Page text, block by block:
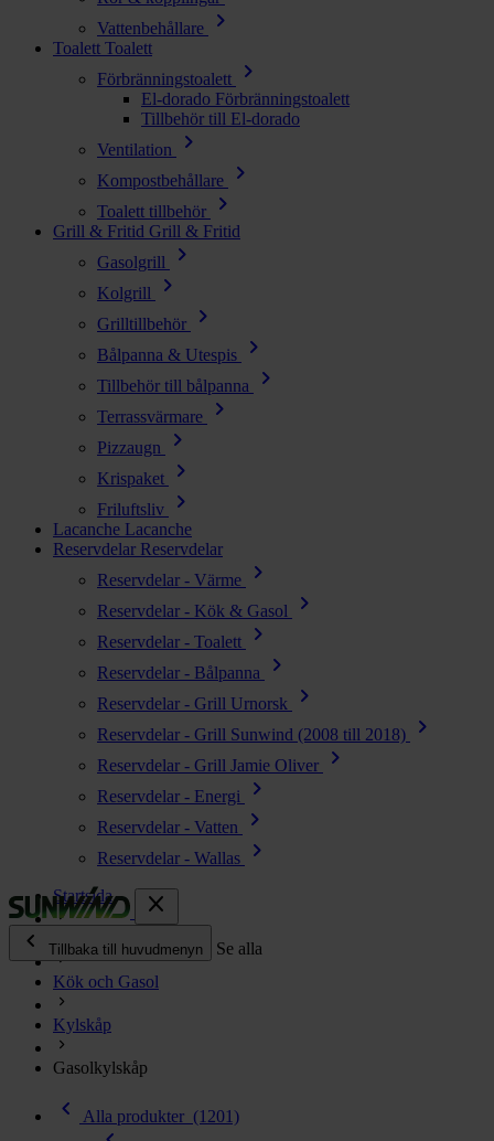
Vattenbehållare chevron_right
Toalett Toalett
Förbränningstoalett
chevron_right
El-dorado Förbränningstoalett
Tillbehör till El-dorado
Ventilation
chevron_right
Kompostbehållare chevron_right
Toalett tillbehör chevron_right
Grill & Fritid Grill & Fritid
Gasolgrill
chevron_right
Kolgrill chevron_right
Grilltillbehör chevron_right
Bålpanna & Utespis chevron_right
Tillbehör till bålpanna chevron_right
Terrassvärmare chevron_right
Pizzaugn chevron_right
Krispaket chevron_right
Friluftsliv chevron_right
Lacanche Lacanche
Reservdelar Reservdelar
Reservdelar - Värme
chevron_right
Reservdelar - Kök & Gasol chevron_right
Reservdelar - Toalett chevron_right
Reservdelar - Bålpanna chevron_right
Reservdelar - Grill Urnorsk chevron_right
Reservdelar - Grill Sunwind (2008 till 2018) chevron_right
Reservdelar - Grill Jamie Oliver chevron_right
Reservdelar - Energi chevron_right
Reservdelar - Vatten chevron_right
Reservdelar - Wallas
chevron_right
close
chevron_left
Tillbaka till huvudmenyn Se alla
Energi chevron_right
Kök & Gasol
Värme chevron_right
Vatten
Startsida
Kök och Gasol
Kylskåp
Gasolkylskåp
chevron_left Alla produkter (1201)